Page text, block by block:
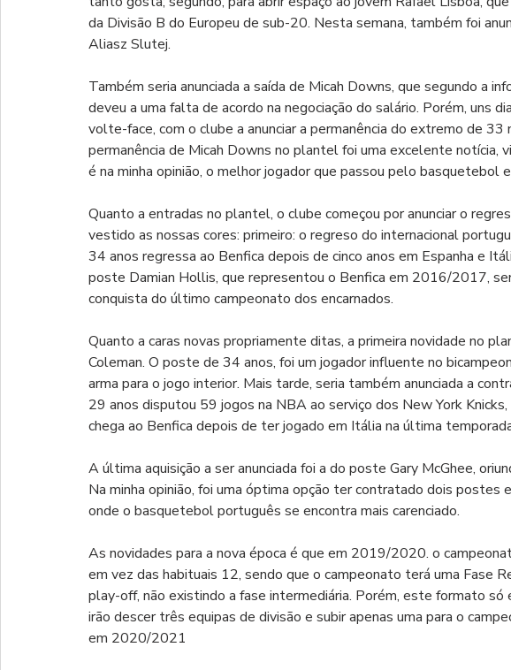
da Divisão B do Europeu de sub-20. Nesta semana, também foi
Aliasz Slutej.
Também seria anunciada a saída de Micah Downs, que segundo a
deveu a uma falta de acordo na negociação do salário. Porém, uns
volte-face, com o clube a anunciar a permanência do extremo de
permanência de Micah Downs no plantel foi uma excelente notícia,
é na minha opinião, o melhor jogador que passou pelo basquetebol
Quanto a entradas no plantel, o clube começou por anunciar o
vestido as nossas cores: primeiro: o regreso do internacional
34 anos regressa ao Benfica depois de cinco anos em Espanha e
poste Damian Hollis, que representou o Benfica em 2016/2017,
conquista do último campeonato dos encarnados.
Quanto a caras novas propriamente ditas, a primeira novidade no
Coleman. O poste de 34 anos, foi um jogador influente no
arma para o jogo interior. Mais tarde, seria também anunciada a
29 anos disputou 59 jogos na NBA ao serviço dos New York
chega ao Benfica depois de ter jogado em Itália na última
A última aquisição a ser anunciada foi a do poste Gary McGhee,
Na minha opinião, foi uma óptima opção ter contratado dois postes
onde o basquetebol português se encontra mais carenciado.
As novidades para a nova época é que em 2019/2020. o
em vez das habituais 12, sendo que o campeonato terá uma Fase
play-off, não existindo a fase intermediária. Porém, este formato
irão descer três equipas de divisão e subir apenas uma para o
em 2020/2021